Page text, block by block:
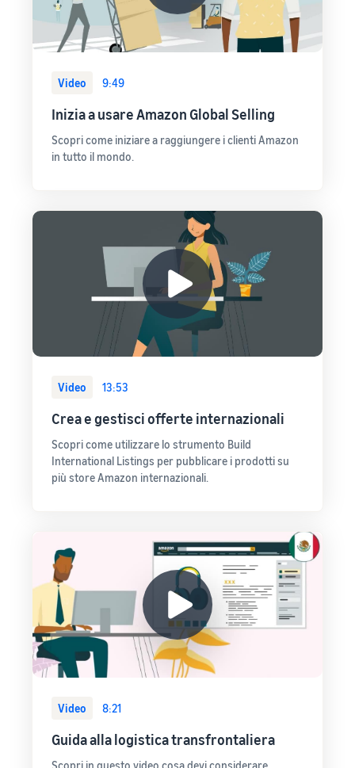
Video 9:49
Inizia a usare Amazon Global Selling
Scopri come iniziare a raggiungere i clienti Amazon
in tutto il mondo.
Video 13:53
Crea e gestisci offerte internazionali
Scopri come utilizzare lo strumento Build
International Listings per pubblicare i prodotti su
più store Amazon internazionali.
Video 8:21
Guida alla logistica transfrontaliera
Scopri in questo video cosa devi considerare